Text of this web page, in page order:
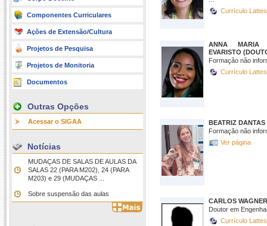
Componentes Curriculares
Ações de Extensão/Cultura
Projetos de Pesquisa
Projetos de Monitoria
Documentos
Outras Opções
Acessar o SIGAA
Notícias
MUDAÇAS DE SALAS DE AULAS DA
SALAS 22 (PARA M202), 24 (PARA
M203) e 29 (MUDAÇAS ...
Sobre suspensão das aulas
Currículo
ANNA MARIA
EVARISTO
Formação não
Currículo
BEATRIZ
Formação não
Ver página
CARLOS
Doutor em
Currículo